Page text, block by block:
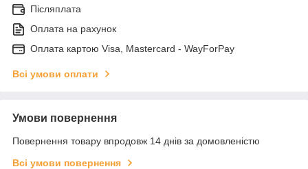
Післяплата
Оплата на рахунок
Оплата картою Visa, Mastercard - WayForPay
Всі умови оплати
Умови повернення
Повернення товару впродовж 14 днів за домовленістю
Всі умови повернення